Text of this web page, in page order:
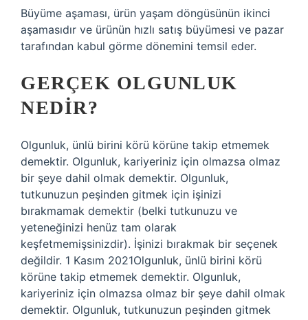
Büyüme aşaması, ürün yaşam döngüsünün ikinci
aşamasıdır ve ürünün hızlı satış büyümesi ve pazar
tarafından kabul görme dönemini temsil eder.
GERÇEK OLGUNLUK
NEDIR?
Olgunluk, ünlü birini körü körüne takip etmemek
demektir. Olgunluk, kariyeriniz için olmazsa olmaz
bir şeye dahil olmak demektir. Olgunluk,
tutkunuzun peşinden gitmek için işinizi
bırakmamak demektir (belki tutkunuzu ve
yeteneğinizi henüz tam olarak
keşfetmemişsinizdir). İşinizi bırakmak bir seçenek
değildir. 1 Kasım 2021Olgunluk, ünlü birini körü
körüne takip etmemek demektir. Olgunluk,
kariyeriniz için olmazsa olmaz bir şeye dahil olmak
demektir. Olgunluk, tutkunuzun peşinden gitmek